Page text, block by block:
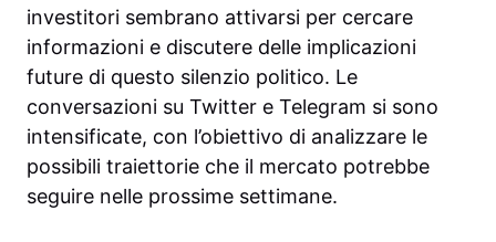
investitori sembrano attivarsi per cercare
informazioni e discutere delle implicazioni
future di questo silenzio politico. Le
conversazioni su Twitter e Telegram si sono
intensificate, con l’obiettivo di analizzare le
possibili traiettorie che il mercato potrebbe
seguire nelle prossime settimane.